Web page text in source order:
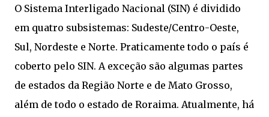
O Sistema Interligado Nacional (SIN) é dividido
em quatro subsistemas: Sudeste/Centro-Oeste,
Sul, Nordeste e Norte. Praticamente todo o país é
coberto pelo SIN. A exceção são algumas partes
de estados da Região Norte e de Mato Grosso,
além de todo o estado de Roraima. Atualmente, há